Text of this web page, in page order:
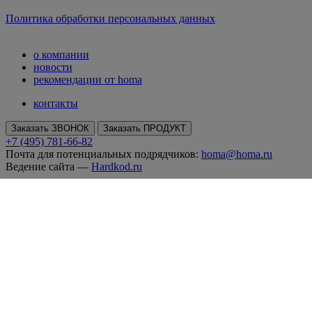
Политика обработки персональных данных
о компании
новости
рекомендации от homa
контакты
Заказать ЗВОНОК Заказать ПРОДУКТ
+7 (495) 781-66-82
Почта для потенциальных подрядчиков: homa@homa.ru
Ведение сайта — Hardkod.ru